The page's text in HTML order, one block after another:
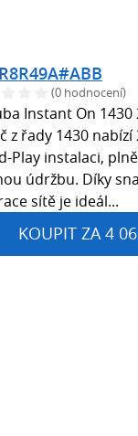
(0 hodnocení)
Instant On
z řady 1430
Play instalaci,
údržbu. Díky
sítě je ideál...
KOUPIT ZA 4